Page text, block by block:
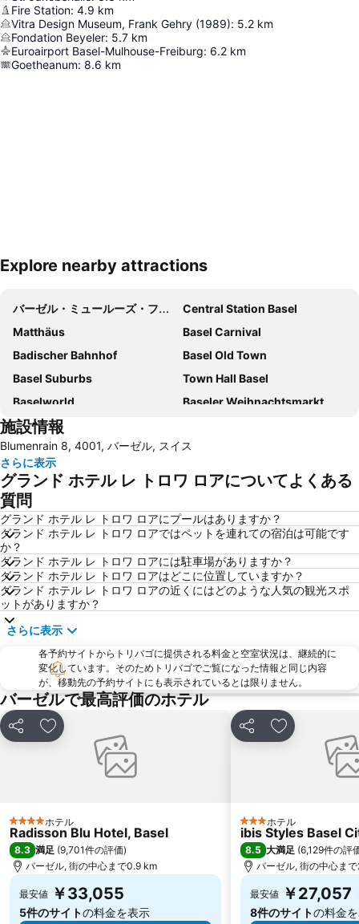
Fire Station: 4.9 km
Vitra Design Museum, Frank Gehry (1989): 5.2 km
Fondation Beyeler: 5.7 km
Euroairport Basel-Mulhouse-Freiburg: 6.2 km
Goetheanum: 8.6 km
地図を拡大
Explore nearby attractions
バーゼル・ミュールーズ・フライブルグ国際空港
Central Station Basel
Matthäus
Basel Carnival
Badischer Bahnhof
Basel Old Town
Basel Suburbs
Town Hall Basel
Baselworld
Baseler Weihnachtsmarkt
Gundeldingen
Holidays Fair
Congress Center Basel
Klybeck
Grand Casino Basel
St Alban
Schauinsland
施設情報
Blumenrain 8, 4001, バーゼル, スイス
さらに表示
グランド ホテル レ トロワ ロアについてよくある
質問
グランド ホテル レ トロワ ロアにプールはありますか？
グランド ホテル レ トロワ ロアではペットを連れての宿泊は可能です
か？
グランド ホテル レ トロワ ロアには駐車場がありますか？
グランド ホテル レ トロワ ロアはどこに位置していますか？
グランド ホテル レ トロワ ロアの近くにはどのような人気の観光スポ
ットがありますか？
さらに表示
各予約サイトからトリバゴに提供される料金と空室状況は、継続的に
変化しています。そのためトリバゴでご覧になった情報と同じ内容
が、移動先の予約サイトにも表示されているとは限りません。
バーゼルで最高評価のホテル
シェア お気に入りに追加
4 ホテルのランク
ホテル
Radisson Blu Hotel, Basel
8.3 満足 (9,701件の評価)
バーゼル, 街の中心まで0.9 km
最安値 ￥33,055
5件のサイトの料金を表示
シェア お気に入りに
3 ホテルのランク
ホテル
ibis Styles Basel
8.5 大満足 (6,129件の評
バーゼル, 街の中心ま
最安値 ￥27,057
8件のサイトの料金